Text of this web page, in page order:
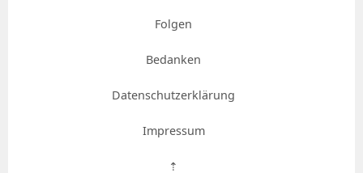
Folgen
Bedanken
Datenschutzerklärung
Impressum
⇡